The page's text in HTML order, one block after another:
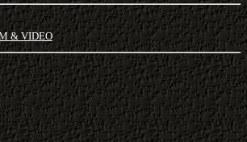
& VIDEO